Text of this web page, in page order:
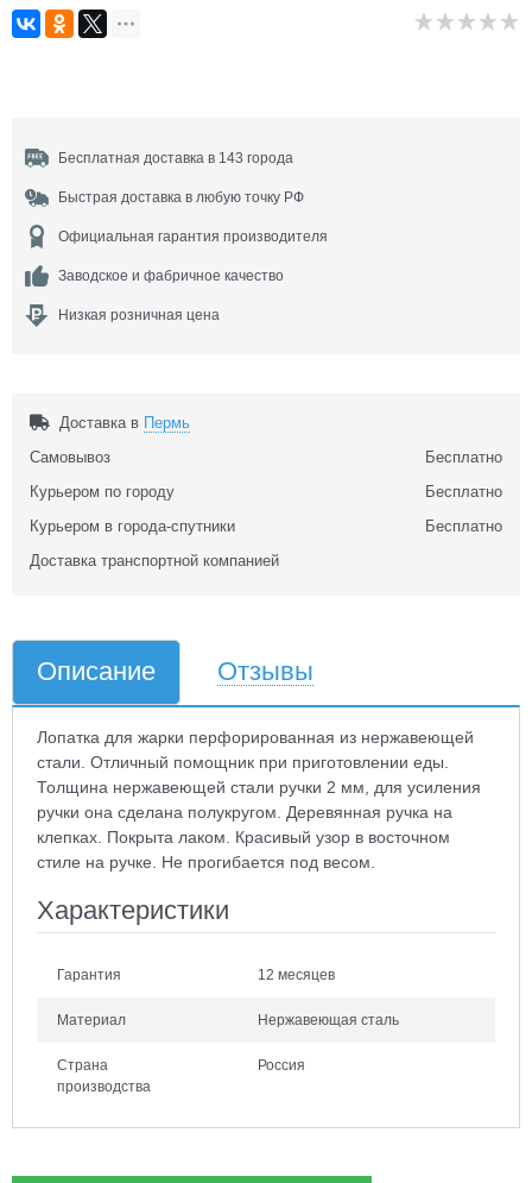
Бесплатная доставка в 143 города
Быстрая доставка в любую точку РФ
Официальная гарантия производителя
Заводское и фабричное качество
Низкая розничная цена
Доставка в Пермь
Самовывоз
Бесплатно
Курьером по городу
Бесплатно
Курьером в города-спутники
Бесплатно
Доставка транспортной компанией
Описание Отзывы
Лопатка для жарки перфорированная из нержавеющей
стали. Отличный помощник при приготовлении еды.
Толщина нержавеющей стали ручки 2 мм, для усиления
ручки она сделана полукругом. Деревянная ручка на
клепках. Покрыта лаком. Красивый узор в восточном
стиле на ручке. Не прогибается под весом.
Характеристики
Гарантия 12 месяцев
Материал Нержавеющая сталь
Страна
производства
Россия